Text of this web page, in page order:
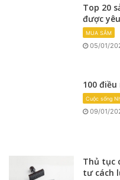
Top 20
được
MUA SẮM
05/01/
100
Cuộc sống
09/01/
Thủ tục
tư cách